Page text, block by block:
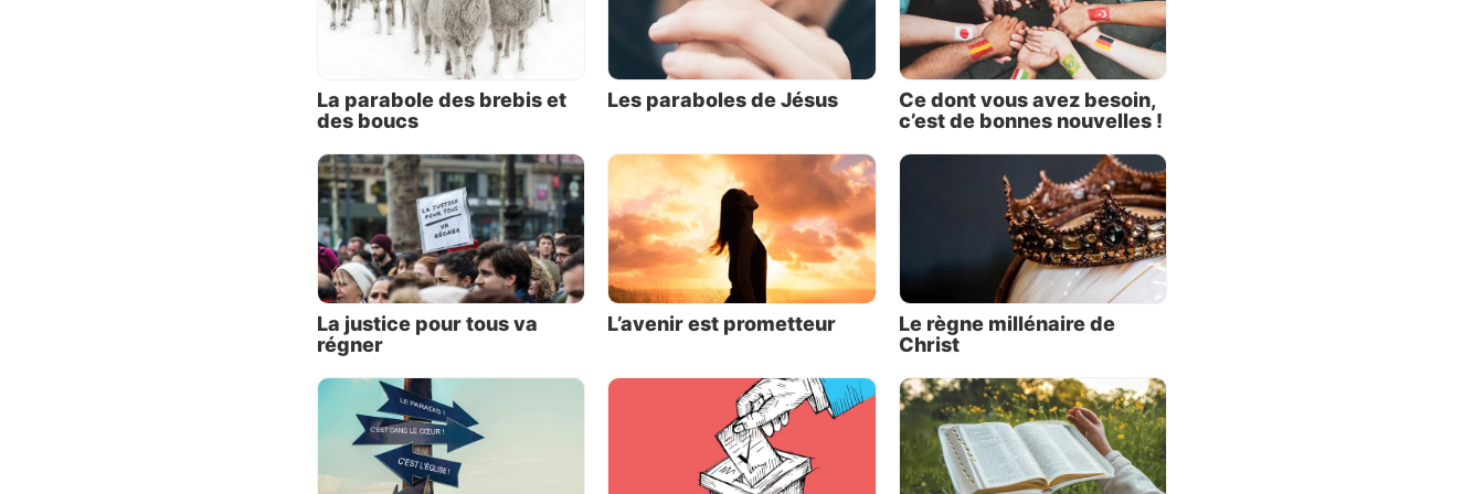
aucune des solutions proposées par nos politiciens actuels.
Jésus ne vivait pas dans un système démocratique. Son pays était
gouverné par l’empire romain, qui l’administrait par l’intermédiaire
Pilate. Ce qui ne veut pas non plus dire que la Judée du premier siècle
n’avait pas de politiciens. Les récits des Évangiles révèlent que la
culture dans laquelle Christ Se trouvait était hautement politisée, elle
aussi, ayant de nombreux partis cherchant tous à exercer leur
La parabole des brebis et
des boucs
Les paraboles de Jésus
Ce dont vous avez besoin,
c’est de bonnes nouvelles !
La justice pour tous va
régner
L’avenir est prometteur
Le règne millénaire de
Christ